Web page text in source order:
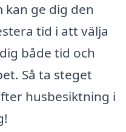
kan ge dig den
tid i att välja
både tid och
Så ta steget
husbesiktning i